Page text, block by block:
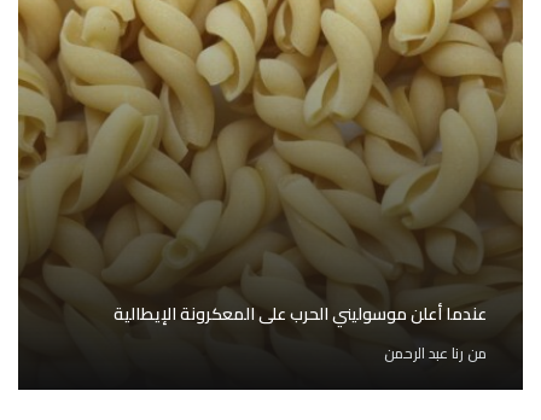
عندما أعلن موسوليني الحرب على المعكرونة الإيطالية
من رنا عبد الرحمن